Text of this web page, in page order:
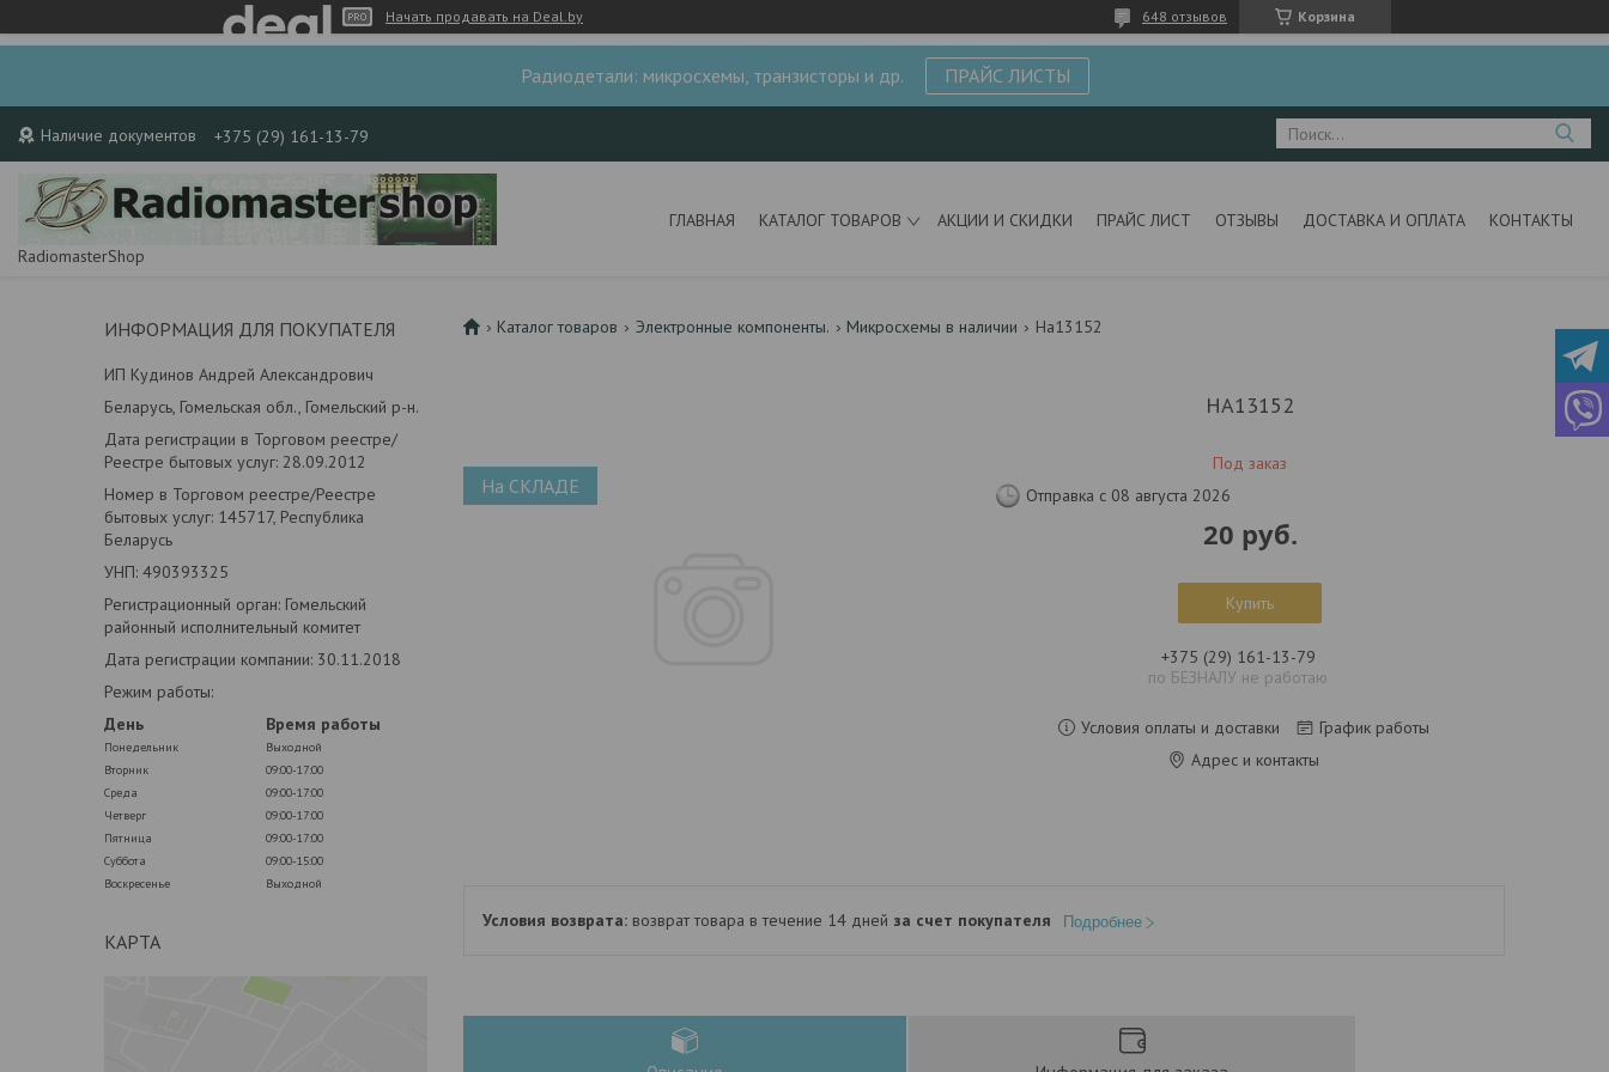
Начать продавать на Deal.by Корзина
648 отзывов
Радиодетали: микросхемы, транзисторы и др. ПРАЙС ЛИСТЫ
Наличие документов +375 (29) 161-13-79
RadiomasterShop
ГЛАВНАЯ КАТАЛОГ ТОВАРОВ АКЦИИ И СКИДКИ ПРАЙС ЛИСТ ОТЗЫВЫ ДОСТАВКА И ОПЛАТА КОНТАКТЫ
ИНФОРМАЦИЯ ДЛЯ ПОКУПАТЕЛЯ
ИП Кудинов Андрей Александрович
Беларусь, Гомельская обл., Гомельский р-н.
Дата регистрации в Торговом реестре/
Реестре бытовых услуг: 28.09.2012
Номер в Торговом реестре/Реестре
бытовых услуг: 145717, Республика
Беларусь
УНП: 490393325
Регистрационный орган: Гомельский
районный исполнительный комитет
Дата регистрации компании: 30.11.2018
Режим работы:
День
Время работы
Понедельник
Выходной
Вторник
09:00-17:00
Среда
09:00-17:00
Четверг
09:00-17:00
Пятница
09:00-17:00
Суббота
09:00-15:00
Воскресенье
Выходной
КАРТА
Каталог товаров Электронные компоненты. Микросхемы в наличии Ha13152
На СКЛАДЕ
HA13152
Под заказ
Отправка с 08 августа 2026
20 руб.
Купить
+375 (29) 161-13-79
по БЕЗНАЛУ не работаю
Условия оплаты и доставки
График работы
Адрес и контакты
возврат товара в течение 14 дней за счет покупателя Подробнее